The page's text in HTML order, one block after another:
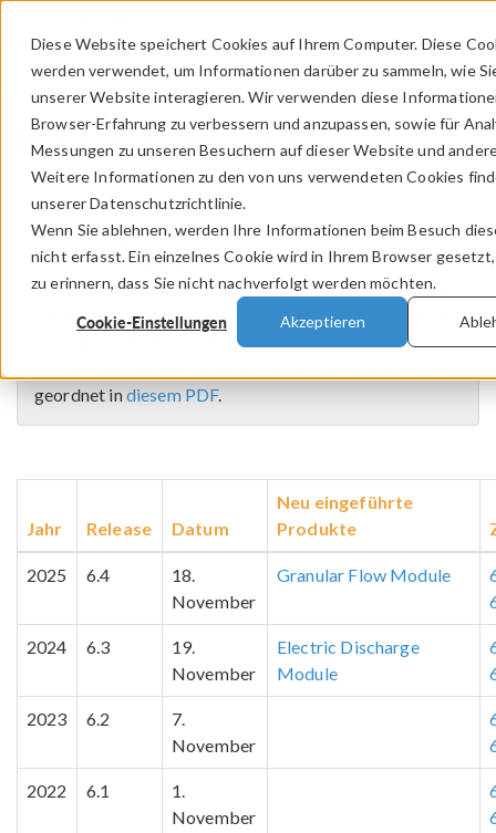
Diese Website speichert Cookies auf Ihrem Computer. Diese
werden verwendet, um Informationen darüber zu sammeln, wie
unserer Website interagieren. Wir verwenden diese
Browser-Erfahrung zu verbessern und anzupassen, sowie für
Messungen zu unseren Besuchern auf dieser Website und
Weitere Informationen zu den von uns verwendeten Cookies
unserer Datenschutzrichtlinie.
Wenn Sie ablehnen, werden Ihre Informationen beim Besuch
nicht erfasst. Ein einzelnes Cookie wird in Ihrem Browser gesetzt,
zu erinnern, dass Sie nicht nachverfolgt werden möchten.
Cookie-Einstellungen Akzeptieren
ANMELDEN KONTAKT
Release-Historie
Die Wartung und der Support für die Produktpalette
COMSOL Multiphysics®sind im COMSOL Software
License Agreement festgelegt. Weitere Informationen
finden Sie in diesem Dokument. Eine Übersicht über die
wichtigsten Features, die der COMSOL
-Software
geordnet in diesem PDF.
Jahr Release Datum
Neu eingeführte
Produkte
2025 6.4
18.
November
Granular Flow Module
2024 6.3
19.
November
Electric Discharge
Module
2023 6.2
7.
November
2022 6.1
1.
November